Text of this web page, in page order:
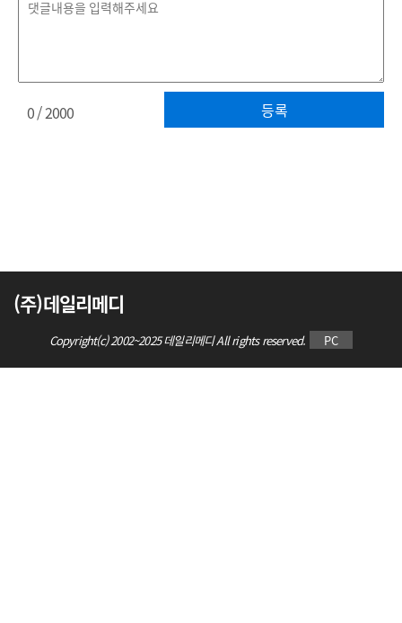
등록
0/ 2000
(주)데일리메디
Copyright(c) 2002~2025 데일리메디 All rights reserved. PC